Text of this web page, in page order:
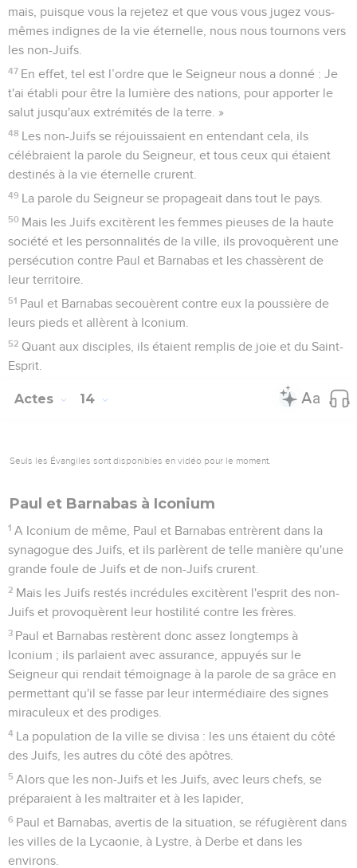
mais, puisque vous la rejetez et que vous vous jugez vous-
mêmes indignes de la vie éternelle, nous nous tournons vers
les non-Juifs.
47 En effet, tel est l’ordre que le Seigneur nous a donné : Je
t'ai établi pour être la lumière des nations, pour apporter le
salut jusqu'aux extrémités de la terre. »
48 Les non-Juifs se réjouissaient en entendant cela, ils
célébraient la parole du Seigneur, et tous ceux qui étaient
destinés à la vie éternelle crurent.
49 La parole du Seigneur se propageait dans tout le pays.
50 Mais les Juifs excitèrent les femmes pieuses de la haute
société et les personnalités de la ville, ils provoquèrent une
persécution contre Paul et Barnabas et les chassèrent de
leur territoire.
51 Paul et Barnabas secouèrent contre eux la poussière de
leurs pieds et allèrent à Iconium.
52 Quant aux disciples, ils étaient remplis de joie et du Saint-
Esprit.
Actes 14
Seuls les Évangiles sont disponibles en vidéo pour le moment.
Paul et Barnabas à Iconium
1 A Iconium de même, Paul et Barnabas entrèrent dans la
synagogue des Juifs, et ils parlèrent de telle manière qu'une
grande foule de Juifs et de non-Juifs crurent.
2 Mais les Juifs restés incrédules excitèrent l'esprit des non-
Juifs et provoquèrent leur hostilité contre les frères.
3 Paul et Barnabas restèrent donc assez longtemps à
Iconium ; ils parlaient avec assurance, appuyés sur le
Seigneur qui rendait témoignage à la parole de sa grâce en
permettant qu'il se fasse par leur intermédiaire des signes
miraculeux et des prodiges.
4 La population de la ville se divisa : les uns étaient du côté
des Juifs, les autres du côté des apôtres.
5 Alors que les non-Juifs et les Juifs, avec leurs chefs, se
préparaient à les maltraiter et à les lapider,
6 Paul et Barnabas, avertis de la situation, se réfugièrent dans
les villes de la Lycaonie, à Lystre, à Derbe et dans les
environs.